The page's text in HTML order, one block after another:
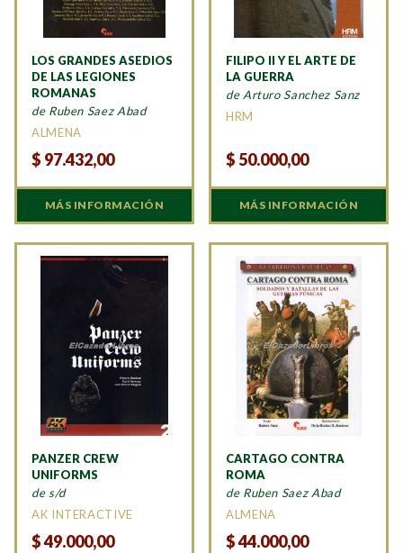
LOS GRANDES ASEDIOS
DE LAS LEGIONES
ROMANAS
de Ruben Saez Abad
ALMENA
$ 97.432,00
MÁS INFORMACIÓN
FILIPO II Y EL ARTE DE
LA GUERRA
de Arturo Sanchez Sanz
HRM
$ 50.000,00
MÁS INFORMACIÓN
PANZER CREW
UNIFORMS
de s/d
AK INTERACTIVE
$49.000,00
CARTAGO CONTRA
ROMA
de Ruben Saez Abad
ALMENA
$44.000,00